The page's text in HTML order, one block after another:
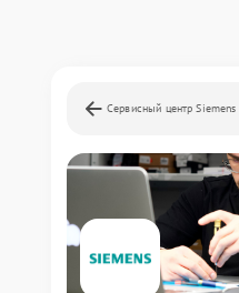
Сервисный центр Siemens